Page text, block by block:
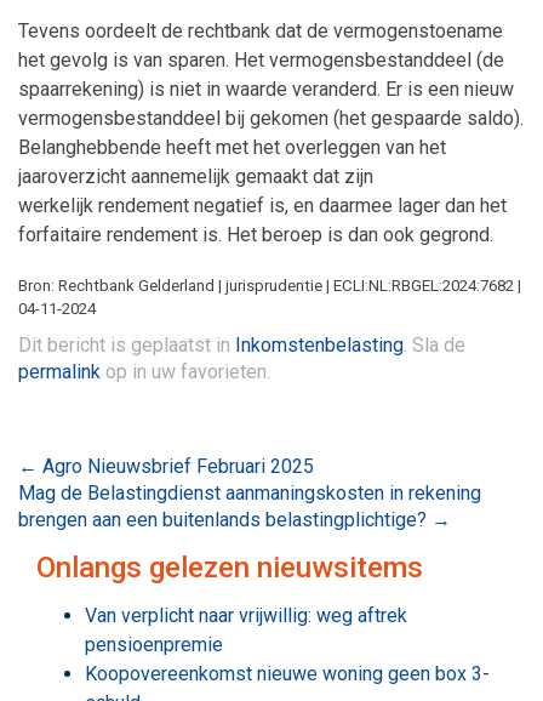
Tevens oordeelt de rechtbank dat de vermogenstoename
het gevolg is van sparen. Het vermogensbestanddeel (de
spaarrekening) is niet in waarde veranderd. Er is een nieuw
vermogensbestanddeel bij gekomen (het gespaarde saldo).
Belanghebbende heeft met het overleggen van het
jaaroverzicht aannemelijk gemaakt dat zijn
werkelijk rendement negatief is, en daarmee lager dan het
forfaitaire rendement is. Het beroep is dan ook gegrond.
Bron: Rechtbank Gelderland | jurisprudentie | ECLI:NL:RBGEL:2024:7682 |
04-11-2024
Dit bericht is geplaatst in Inkomstenbelasting. Sla de
permalink op in uw favorieten.
Bericht
navigatie
← Agro Nieuwsbrief Februari 2025
Mag de Belastingdienst aanmaningskosten in rekening
brengen aan een buitenlands belastingplichtige? →
Onlangs gelezen nieuwsitems
Van verplicht naar vrijwillig: weg aftrek
pensioenpremie
Koopovereenkomst nieuwe woning geen box 3-